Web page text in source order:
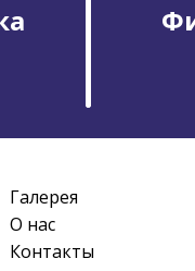
Галерея
О нас
Контакты